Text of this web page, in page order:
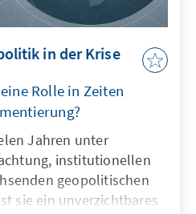
in der Krise
Rolle in Zeiten
Jahren unter
institutionellen
geopolitischen
sie ein unverzichtbares